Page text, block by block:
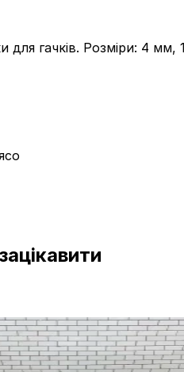
для гачків. Розміри: 4